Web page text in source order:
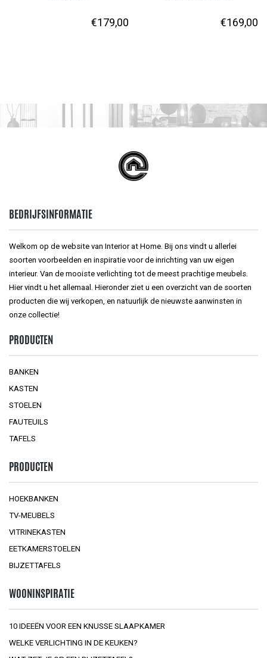
€179,00 €169,00
BEDRIJFSINFORMATIE
Welkom op de website van Interior at Home. Bij ons vindt u allerlei
soorten voorbeelden en inspiratie voor de inrichting van uw eigen
interieur. Van de mooiste verlichting tot de meest prachtige meubels.
Hier vindt u het allemaal. Hieronder ziet u een overzicht van de soorten
producten die wij verkopen, en natuurlijk de nieuwste aanwinsten in
onze collectie!
PRODUCTEN
BANKEN
KASTEN
STOELEN
FAUTEUILS
TAFELS
PRODUCTEN
HOEKBANKEN
TV-MEUBELS
VITRINEKASTEN
EETKAMERSTOELEN
BIJZETTAFELS
WOONINSPIRATIE
10 IDEEËN VOOR EEN KNUSSE SLAAPKAMER
WELKE VERLICHTING IN DE KEUKEN?